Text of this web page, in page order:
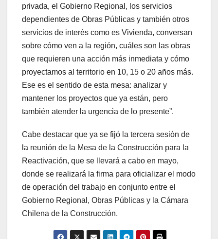
privada, el Gobierno Regional, los servicios
dependientes de Obras Públicas y también otros
servicios de interés como es Vivienda, conversan
sobre cómo ven a la región, cuáles son las obras
que requieren una acción más inmediata y cómo
proyectamos al territorio en 10, 15 o 20 años más.
Ese es el sentido de esta mesa: analizar y
mantener los proyectos que ya están, pero
también atender la urgencia de lo presente”.
Cabe destacar que ya se fijó la tercera sesión de
la reunión de la Mesa de la Construcción para la
Reactivación, que se llevará a cabo en mayo,
donde se realizará la firma para oficializar el modo
de operación del trabajo en conjunto entre el
Gobierno Regional, Obras Públicas y la Cámara
Chilena de la Construcción.